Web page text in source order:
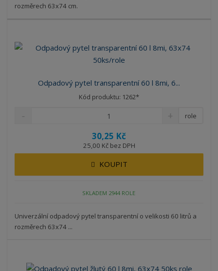
rozměrech 63x74 cm.
Odpadový pytel transparentní 60 l 8mi, 6...
Kód produktu: 1262*
30,25 Kč
25,00 Kč bez DPH
role
KOUPIT
SKLADEM 2944 ROLE
Univerzální odpadový pytel transparentní o velikosti 60 litrů a
rozměrech 63x74 ...